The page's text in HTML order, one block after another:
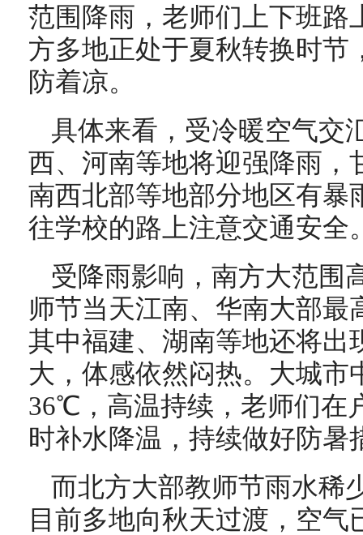
范围降雨，老师们上下班路
方多地正处于夏秋转换时节
防着凉。
具体来看，受冷暖空气交
西、河南等地将迎强降雨，
南西北部等地部分地区有暴
往学校的路上注意交通安全
受降雨影响，南方大范围
师节当天江南、华南大部
其中福建、湖南等地还将出
大，体感依然闷热。大城市
36℃，高温持续 ，老师们
时补水降温，持续做好防暑
而北方大部教师节雨水稀
目前多地向秋天过渡，空